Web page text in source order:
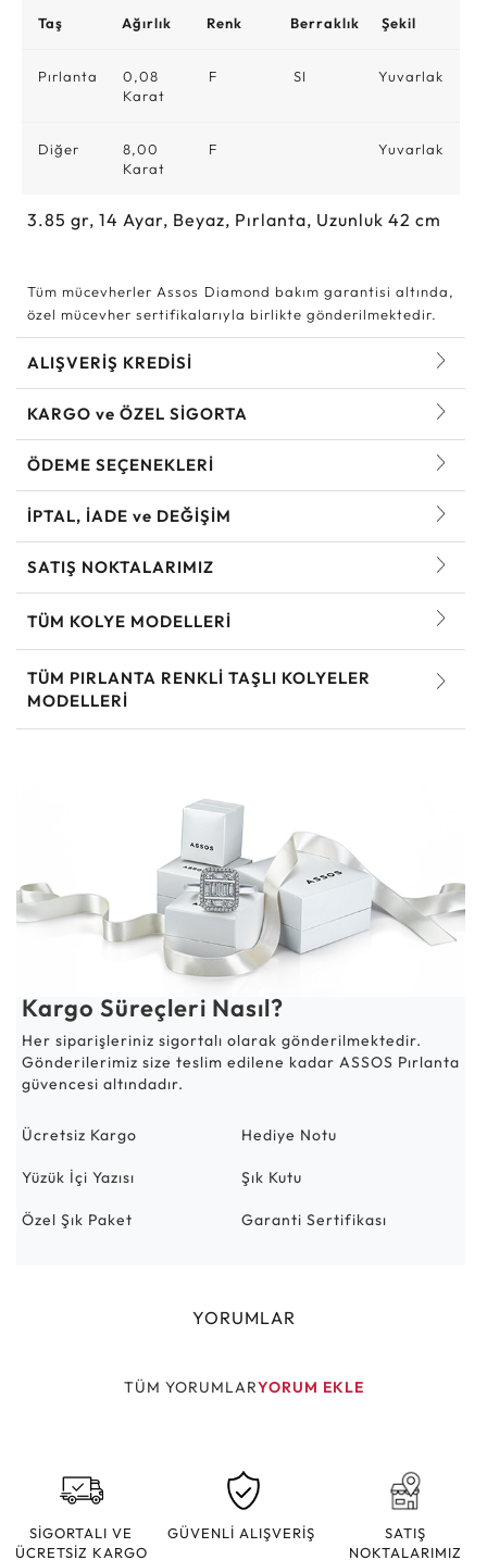
Taş Ağırlık Renk Berraklık Şekil
Pırlanta
0,08
Karat
F SI Yuvarlak
Diğer
8,00
Karat
F Yuvarlak
3.85 gr, 14 Ayar, Beyaz, Pırlanta, Uzunluk 42 cm
Tüm mücevherler Assos Diamond bakım garantisi altında,
özel mücevher sertifikalarıyla birlikte gönderilmektedir.
ALIŞVERİŞ KREDİSİ
KARGO ve ÖZEL SİGORTA
ÖDEME SEÇENEKLERİ
İPTAL, İADE ve DEĞİŞİM
SATIŞ NOKTALARIMIZ
TÜM KOLYE MODELLERI
TÜM PIRLANTA RENKLI TAŞLI KOLYELER
MODELLERI
Kargo Süreçleri Nasıl?
Her siparişleriniz sigortalı olarak gönderilmektedir.
Gönderilerimiz size teslim edilene kadar ASSOS Pırlanta
güvencesi altındadır.
Ücretsiz Kargo Hediye Notu
Yüzük İçi Yazısı Şık Kutu
Özel Şık Paket Garanti Sertifikası
YORUMLAR
TÜM YORUMLARYORUM EKLE
SİGORTALI VE
ÜCRETSİZ KARGO
GÜVENLİ ALIŞVERİŞ
SATIŞ
NOKTALARIMIZ